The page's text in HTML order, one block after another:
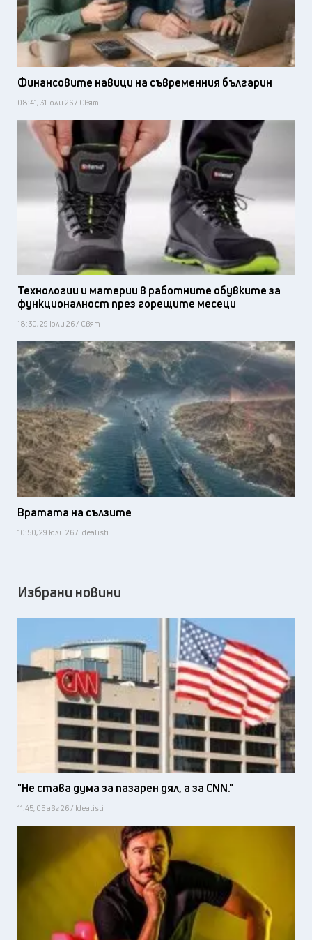
Финансовите навици на съвременния българин
08:41, 31 юли 26 / Свят
Технологии и материи в работните обувките за
функционалност през горещите месеци
18:30, 29 юли 26 / Свят
Вратата на сълзите
10:50, 29 юли 26 / Idealisti
Избрани новини
"Не става дума за пазарен дял, а за CNN."
11:45, 05 авг 26 / Idealisti